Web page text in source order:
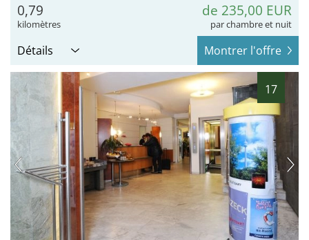
0,79
kilomètres
de 235,00 EUR
par chambre et nuit
Détails Montrer l'offre
17